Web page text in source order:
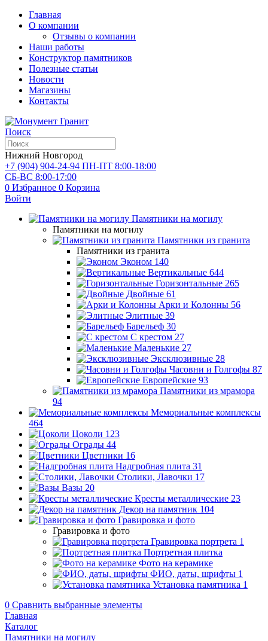
Главная
О компании
Отзывы о компании
Наши работы
Конструктор памятников
Полезные статьи
Новости
Магазины
Контакты
Поиск
Нижний Новгород
+7 (904) 904-24-94 ПН-ПТ 8:00-18:00
СБ-ВС 8:00-17:00
0 Избранное 0 Корзина
Войти
Памятники на могилу
Памятники на могилу
Памятники из гранита
Памятники из гранита
Эконом 140
Вертикальные 644
Горизонтальные 265
Двойные 61
Арки и Колонны 56
Элитные 39
Барельеф 30
С крестом 27
Маленькие 27
Эксклюзивные 28
Часовни и Голгофы 87
Европейские 93
Памятники из мрамора
94
Мемориальные комплексы
464
Цоколи 123
Ограды 44
Цветники 16
Надгробная плита 31
Столики, Лавочки 17
Вазы 20
Кресты металлические 23
Декор на памятник 104
Гравировка и фото
Гравировка и фото
Гравировка портрета 1
Портретная плитка
Фото на керамике
ФИО, даты, шрифты 1
Установка памятника 1
0 Сравнить выбранные элементы
Главная
Каталог
Памятники на могилу